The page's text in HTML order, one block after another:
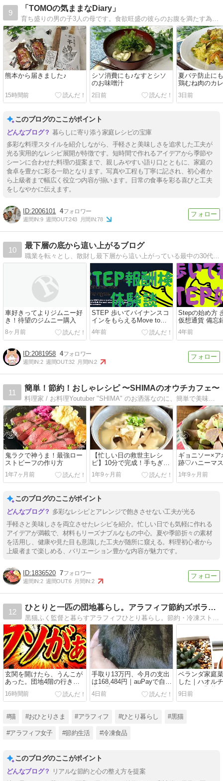
9
「TOMOの気ままなDiary」
育ち盛りの男の子3人の母です。食欲旺盛の彼らのお腹を満たす為、日々研究しているレシピを紹介しています。
熊本から届きました♪
15時間前
シソ消費にも♪なすとシソ
のお味噌汁
2日前
夏バテ防止に
鶏むね肉のカ
3日前
このブログのここがポイント
暮らしに寄り添う家庭レシピの宝庫
多彩な料理スタイルを紹介しながら、手軽さと美味しさを追求した工夫が
光る実用的なレシピ展開が特徴です。短時間で作れるアイデアから季節や
シーンに合わせた料理の提案まで、親しみやすい語り口とともに、家庭の
食卓を豊かに彩る一助となります。写真や工程も丁寧に記され、初心者か
ら上級者まで幅広く役立つ内容が揃います。日常の食事を彩る喜びと工夫
をしなやかに伝えます。
2006101 4
週間IN:9 週間OUT:243 月間IN:78
10
最下層の底から這い上がるブログ
車好きってよりジムニー好
き！待望のジムニー購入
8ヶ月前
STEP 歩いてバイナンスコ
インをもらえるMove to
Earn 体験談
4年前
Stepの始め方
仮想通貨 備忘
4年前
2081958 4
週間IN:2 週間OUT:32 月間IN:2
11
簡単！節約！おしゃレシピ 〜SHIMAのオウチカフェ〜
鬼ラクで神うま！最強ロー
ストビーフの作り方
1年7ヶ月前
【忙しい日の救世主レシ
ピ】10分で完成！手ちぎり
豆腐と生姜の中華スープ
1年9ヶ月前
ギョニソー×ア
跡♡ハニーマ
ダで簡単ごち
1年9ヶ月前
このブログのここがポイント
多彩なレシピとアレンジで飽きさせない工夫が光る
手軽さと美味しさを両立させたレシピを紹介。忙しい日でも気軽に作れる
アイデアが満載で、材料もリーズナブルなもの中心。夏や季節折々の素材
を活用し、健康や見た目も意識した工夫が随所に窺える。料理初心者から
上級者まで楽しめる、バリエーション豊かな内容が魅力です。
1836520 7
週間IN:2 週間OUT:6 月間IN:2
12
ひとりと一匹の団地暮らし。アラフィフ節約ズボラ猫日記
玄関を開けたら、うんこが
あった。団地4階の行き止
まりなんですけど？
16時間前
手取り13万円、今月の支出
は168,484円｜auPayで自転
車操業しているアラフィフ
の家計簿
4日前
ベランダ家庭
した｜ハオル
ていたら野菜
増えた話
9日前
#猫 #おひとりさま #アラフィフ #ひとり暮らし #黒猫
#アラフィフ女子 #節約生活 #冷凍食品
このブログのここがポイント
リアルな節約と心の整え方を提案